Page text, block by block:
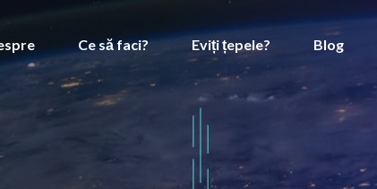
Ce să faci? Eviți țepele? Blog